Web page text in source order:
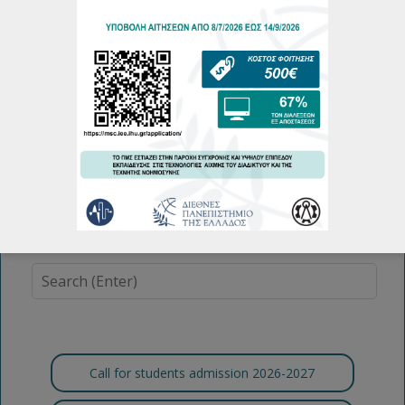
Call for students admission 2026-2027